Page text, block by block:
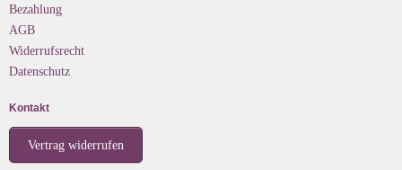
Bezahlung
AGB
Widerrufsrecht
Datenschutz
Kontakt
Vertrag widerrufen